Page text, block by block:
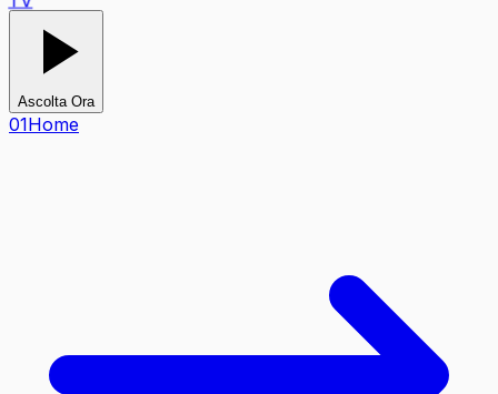
Ascolta Ora
01Home